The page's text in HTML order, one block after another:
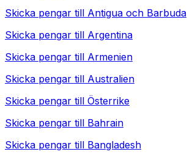
Skicka pengar till Antigua och Barbuda
Skicka pengar till Argentina
Skicka pengar till Armenien
Skicka pengar till Australien
Skicka pengar till Österrike
Skicka pengar till Bahrain
Skicka pengar till Bangladesh